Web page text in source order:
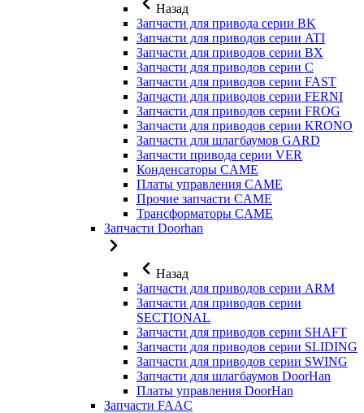
Назад
Запчасти для привода серии BK
Запчасти для приводов серии ATI
Запчасти для приводов серии BX
Запчасти для приводов серии C
Запчасти для приводов серии FAST
Запчасти для приводов серии FERNI
Запчасти для приводов серии FROG
Запчасти для приводов серии KRONO
Запчасти для шлагбаумов GARD
Запчасти привода серии VER
Конденсаторы CAME
Платы управления CAME
Прочие запчасти CAME
Трансформаторы CAME
Запчасти Doorhan
Назад
Запчасти для приводов серии ARM
Запчасти для приводов серии
SECTIONAL
Запчасти для приводов серии SHAFT
Запчасти для приводов серии SLIDING
Запчасти для приводов серии SWING
Запчасти для шлагбаумов DoorHan
Платы управления DoorHan
Запчасти FAAC